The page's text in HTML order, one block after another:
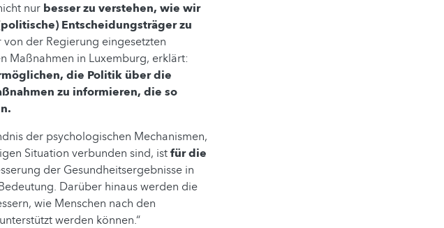
nur besser zu verstehen, wie wir
Entscheidungsträger zu
der Regierung eingesetzten
Maßnahmen in Luxemburg, erklärt:
die Politik über die
zu informieren, die so
der psychologischen Mechanismen,
Situation verbunden sind, istfür die
der Gesundheitsergebnisse in
Darüber hinaus werden die
wie Menschen nach den
werden können.“